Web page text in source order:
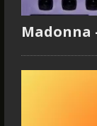
Madonna